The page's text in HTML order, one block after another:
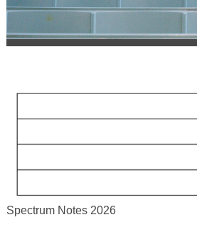
Spectrum Notes 2026